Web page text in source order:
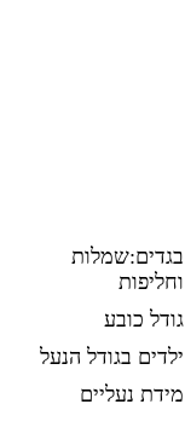
בגדים:שמלות
וחליפות
גודל כובע
ילדים בגודל הנעל
מידת נעליים